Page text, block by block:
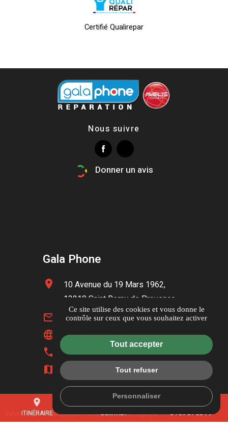
Certifié Qualirepar
place
ITINÉRAIRE CONTACT 04 89 51 33 79
Nous suivre
Donner un avis
Gala Phone
location_on
10 Avenue du 19 Mars 1962,
13210 Saint Remy de Provence
mail_outline
contact@galaphone.fr
language
www.galaphone.fr
phone
04 89 51 33 79
map
Informations complémentairesMentions légales
Politique de confidentialitéGuide local
Ce site utilise des cookies et vous donne le
contrôle sur ceux que vous souhaitez activer
Tout accepter
Tout refuser
Personnaliser